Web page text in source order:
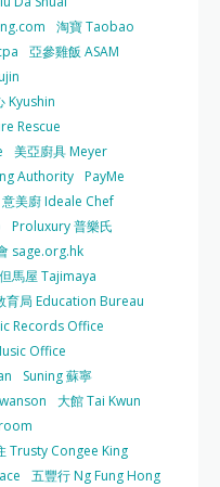
淘寶 Taobao
亞參雞飯 ASAM
Kyushin
Rescue
美亞廚具 Meyer
Authority PayMe
意美廚 Ideale Chef
Proluxury 普樂氏
sage.org.hk
但馬屋 Tajimaya
育局 Education Bureau
Records Office
Office
Suning 蘇寧
大館 Tai Kwun
Trusty Congee King
五豐行 Ng Fung Hong